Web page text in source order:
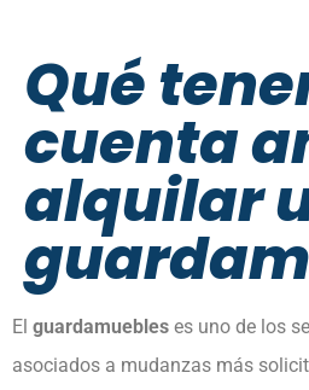
Qué
cuenta
alquilar
El guardamuebles es uno de los
asociados a mudanzas más